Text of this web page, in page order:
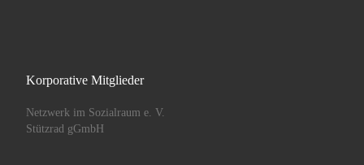
Korporative Mitglieder
Netzwerk im Sozialraum e. V.
Stützrad gGmbH